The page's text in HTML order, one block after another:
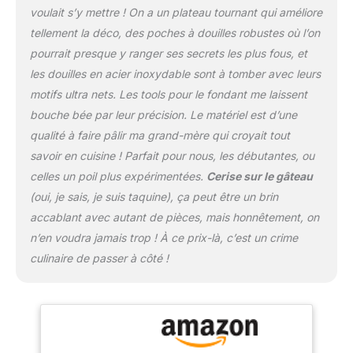
normes américaines de
qualité alimentaire,
fabriqués en acier
inoxydable 304 de
qualité alimentaire,
silicone et plastique.
sans danger pour la
fabrication de gâteaux en
famille. C'est un bon kit
de décoration de gâteau
faire des gâteaux au
fromage, des gâteaux en
quatre, des gâteaux en
mousseline de soie, des
charnière de 3 tailles : 3
tailles différentes (10,2 à
17,8 à 22,9 cm) pour faire
voulait s’y mettre ! On a un plateau tournant qui améliore
tellement la déco, des poches à douilles robustes où l’on
pourrait presque y ranger ses secrets les plus fous, et
les douilles en acier inoxydable sont à tomber avec leurs
motifs ultra nets. Les tools pour le fondant me laissent
bouche bée par leur précision. Le matériel est d’une
qualité à faire pâlir ma grand-mère qui croyait tout
savoir en cuisine ! Parfait pour nous, les débutantes, ou
celles un poil plus expérimentées. Cerise sur le gâteau
(oui, je sais, je suis taquine), ça peut être un brin
accablant avec autant de pièces, mais honnêtement, on
n’en voudra jamais trop ! À ce prix-là, c’est un crime
culinairede passer à côté !